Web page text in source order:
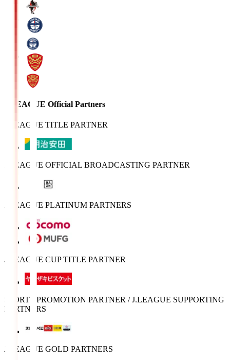
J.LEAGUE Official Partners
J.LEAGUE TITLE PARTNER
J.LEAGUE OFFICIAL BROADCASTING PARTNER
J.LEAGUE PLATINUM PARTNERS
J.LEAGUE CUP TITLE PARTNER
SPORTS PROMOTION PARTNER / J.LEAGUE SUPPORTING
PARTNERS
J.LEAGUE GOLD PARTNERS